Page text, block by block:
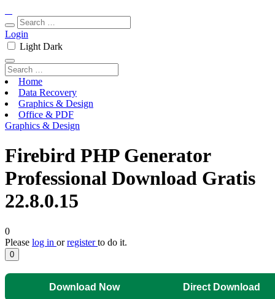
Login
Light Dark
Home
Data Recovery
Graphics & Design
Office & PDF
Graphics & Design
Firebird PHP Generator
Professional Download Gratis
22.8.0.15
0
Please log in orregisterto do it.
0
Download Now Direct Download